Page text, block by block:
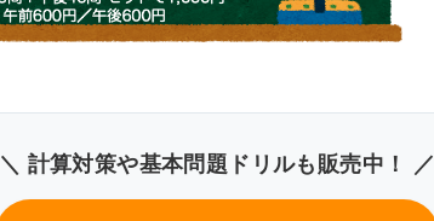
解説付き60問を見る（PDF・500円）
＼ 計算対策や基本問題ドリルも販売中！ ／